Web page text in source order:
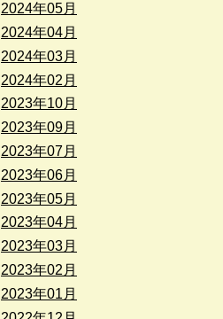
2024年05月
2024年04月
2024年03月
2024年02月
2023年10月
2023年09月
2023年07月
2023年06月
2023年05月
2023年04月
2023年03月
2023年02月
2023年01月